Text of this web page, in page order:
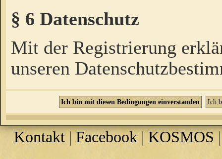
§ 6 Datenschutz
Mit der Registrierung
unseren
Kontakt |Facebook | KOSMOS